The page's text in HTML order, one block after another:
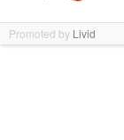
Promoted by Livid